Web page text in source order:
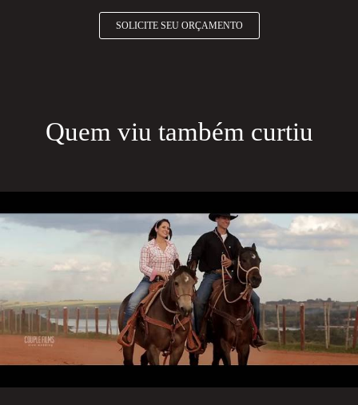
SOLICITE SEU ORÇAMENTO
Quem viu também curtiu